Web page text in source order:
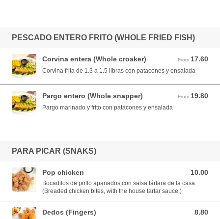
PESCADO ENTERO FRITO (WHOLE FRIED FISH)
Corvina entera (Whole croaker) From 17.60
From 17.60 USD
Corvina frita de 1.3 a 1.5 libras con patacones y ensalada
Pargo entero (Whole snapper) From 19.80
From 19.80 USD
Pargo marinado y frito con patacones y ensalada
PARA PICAR (SNAKS)
Pop chicken 10.00
10.00 USD
Bocaditos de pollo apanados con salsa tártara de la casa.
(Breaded chicken bites, with the house tartar sauce.)
Dedos (Fingers) 8.80
8.80 USD